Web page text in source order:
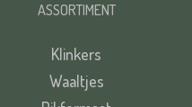
ASSORTIMENT
Klinkers
Waaltjes